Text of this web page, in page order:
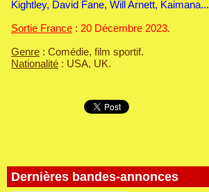
Dernières bandes-annonces
Kightley, David Fane, Will Arnett, Kaimana...
Sortie France : 20 Décembre 2023.
Genre : Comédie, film sportif.
Nationalité : USA, UK.